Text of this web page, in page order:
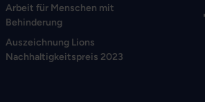
Arbeit für Menschen mit
Behinderung
Auszeichnung Lions
Nachhaltigkeitspreis 2023